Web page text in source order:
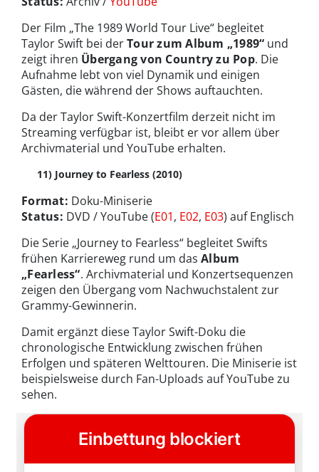
Der Film „The 1989 World Tour Live“ begleitet
Taylor Swift bei derTour zum Album „1989“ und
zeigt ihren Übergang von Country zu Pop. Die
Aufnahme lebt von viel Dynamik und einigen
Gästen, die während der Shows auftauchten.
Da der Taylor Swift-Konzertfilm derzeit nicht im
Streaming verfügbar ist, bleibt er vor allem über
Archivmaterial und YouTube erhalten.
11) Journey to Fearless (2010)
Format: Doku-Miniserie
Status: DVD / YouTube (E01, E02, E03) auf Englisch
Die Serie „Journey to Fearless“ begleitet Swifts
frühen Karriereweg rund um das Album
„Fearless“. Archivmaterial und Konzertsequenzen
zeigen den Übergang vom Nachwuchstalent zur
Grammy-Gewinnerin.
Damit ergänzt diese Taylor Swift-Doku die
chronologische Entwicklung zwischen frühen
Erfolgen und späteren Welttouren. Die Miniserie ist
beispielsweise durch Fan-Uploads auf YouTube zu
sehen.